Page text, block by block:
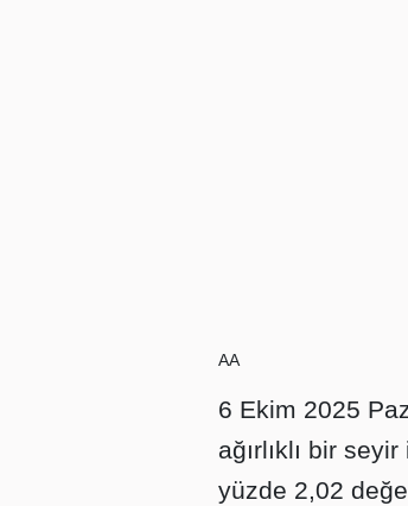
AA
6 Ekim 2025
ağırlıklı bir
yüzde 2,02